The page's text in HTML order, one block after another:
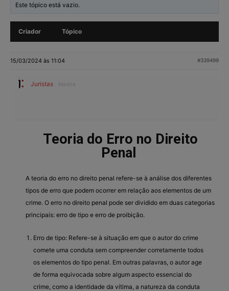
Este tópico está vazio.
Criador Tópico
15/03/2024 às 11:04 #339499
Juristas Mestre
Teoria do Erro no Direito
Penal
A teoria do erro no direito penal refere-se à análise dos diferentes
tipos de erro que podem ocorrer em relação aos elementos de um
crime. O erro no direito penal pode ser dividido em duas categorias
principais: erro de tipo e erro de proibição.
Erro de tipo: Refere-se à situação em que o autor do crime
comete uma conduta sem compreender corretamente todos
os elementos do tipo penal. Em outras palavras, o autor age
de forma equivocada sobre algum aspecto essencial do
crime, como a identidade da vítima, a natureza da conduta